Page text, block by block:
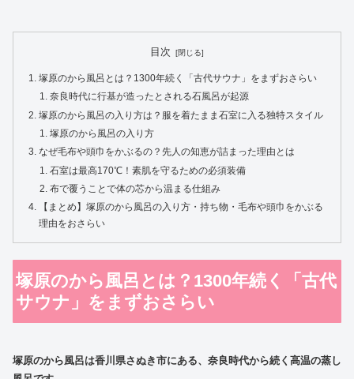
目次
塚原のから風呂とは？1300年続く「古代サウナ」をまずおさらい
奈良時代に行基が造ったとされる石風呂が起源
塚原のから風呂の入り方は？服を着たまま石室に入る独特スタイル
塚原のから風呂の入り方
なぜ毛布や頭巾をかぶるの？先人の知恵が詰まった理由とは
石室は最高170℃！素肌を守るための必須装備
布で覆うことで体の芯から温まる仕組み
【まとめ】塚原のから風呂の入り方・持ち物・毛布や頭巾をかぶる
理由をおさらい
塚原のから風呂とは？1300年続く「古代
サウナ」をまずおさらい
塚原のから風呂は香川県さぬき市にある、奈良時代から続く高温の蒸し